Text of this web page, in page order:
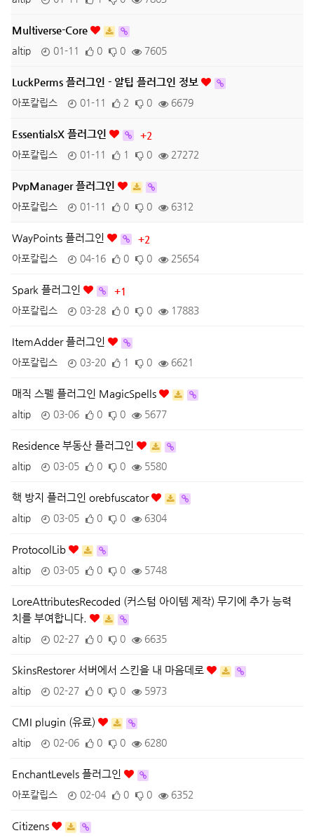
Multiverse-Core
altip 01-11 0 0 7605
LuckPerms 플러그인 - 알팁 플러그인 정보
아포칼립스 01-11 2 0 6679
EssentialsX 플러그인
+2
아포칼립스
01-11 1 0 27272
PvpManager 플러그인
아포칼립스 01-11 0 0 6312
WayPoints 플러그인
+2
아포칼립스
04-16 0 0 25654
Spark 플러그인
+1
아포칼립스
03-28 0 0 17883
ItemAdder 플러그인
아포칼립스 03-20 1 0 6621
매직 스펠 플러그인 MagicSpells
altip 03-06 0 0 5677
Residence 부동산 플러그인
altip 03-05 0 0 5580
핵 방지 플러그인 orebfuscator
altip 03-05 0 0 6304
ProtocolLib
altip 03-05 0 0 5748
LoreAttributesRecoded (커스텀 아이템 제작) 무기에 추가 능력
치를 부여합니다.
altip 02-27 0 0 6635
SkinsRestorer 서버에서 스킨을 내 마음데로
altip 02-27 0 0 5973
CMI plugin (유료)
altip 02-06 0 0 6280
EnchantLevels 플러그인
아포칼립스 02-04 0 0 6352
Citizens